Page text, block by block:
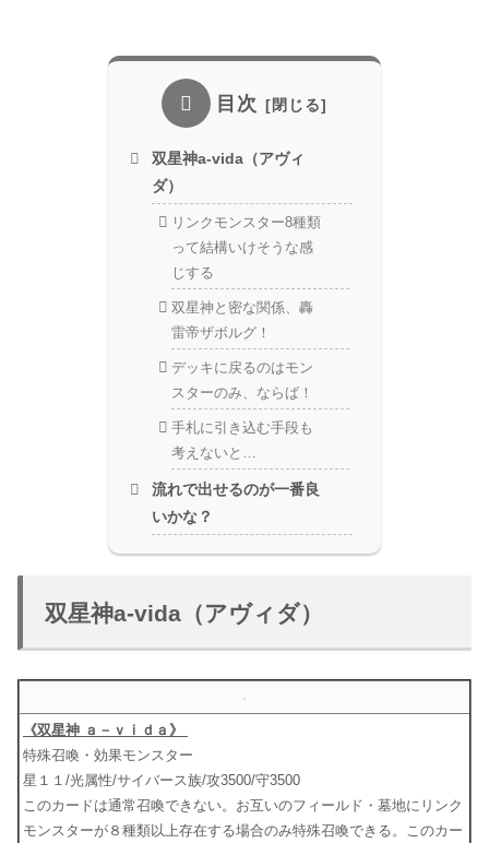
目次
双星神a-vida（アヴィ
ダ）
リンクモンスター8種類
って結構いけそうな感
じする
双星神と密な関係、轟
雷帝ザボルグ！
デッキに戻るのはモン
スターのみ、ならば！
手札に引き込む手段も
考えないと…
流れで出せるのが一番良
いかな？
双星神a-vida（アヴィダ）
《双星神 ａ－ｖｉｄａ》
特殊召喚・効果モンスター
星１１/光属性/サイバース族/攻3500/守3500
このカードは通常召喚できない。お互いのフィールド・墓地にリンク
モンスターが８種類以上存在する場合のみ特殊召喚できる。このカー